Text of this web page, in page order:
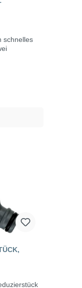
schnelles